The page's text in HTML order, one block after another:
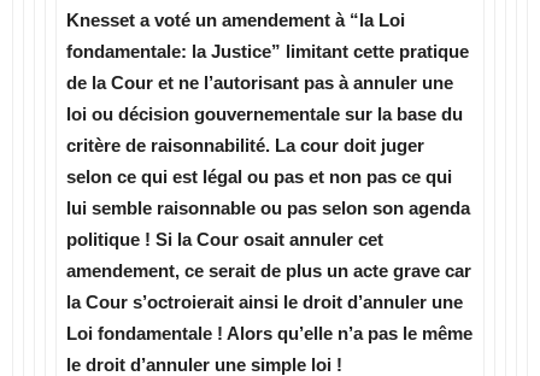
Knesset a voté un amendement à “la Loi
fondamentale: la Justice” limitant cette pratique
de la Cour et ne l’autorisant pas à annuler une
loi ou décision gouvernementale sur la base du
critère de raisonnabilité. La cour doit juger
selon ce qui est légal ou pas et non pas ce qui
lui semble raisonnable ou pas selon son agenda
politique ! Si la Cour osait annuler cet
amendement, ce serait de plus un acte grave car
la Cour s’octroierait ainsi le droit d’annuler une
Loi fondamentale ! Alors qu’elle n’a pas le même
le droit d’annuler une simple loi !